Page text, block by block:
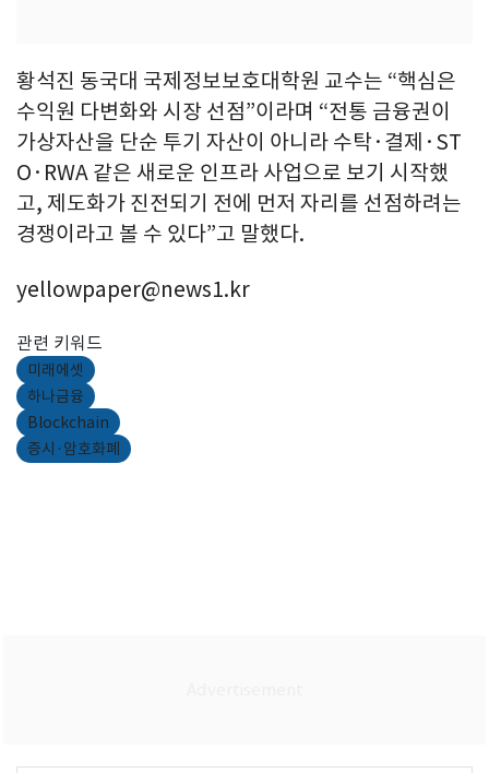
황석진 동국대 국제정보보호대학원 교수는 “핵심은
수익원 다변화와 시장 선점”이라며 “전통 금융권이
가상자산을 단순 투기 자산이 아니라 수탁·결제·ST
O·RWA 같은 새로운 인프라 사업으로 보기 시작했
고, 제도화가 진전되기 전에 먼저 자리를 선점하려는
경쟁이라고 볼 수 있다”고 말했다.
yellowpaper@news1.kr
관련 키워드
미래에셋
하나금융
Blockchain
증시·암호화폐